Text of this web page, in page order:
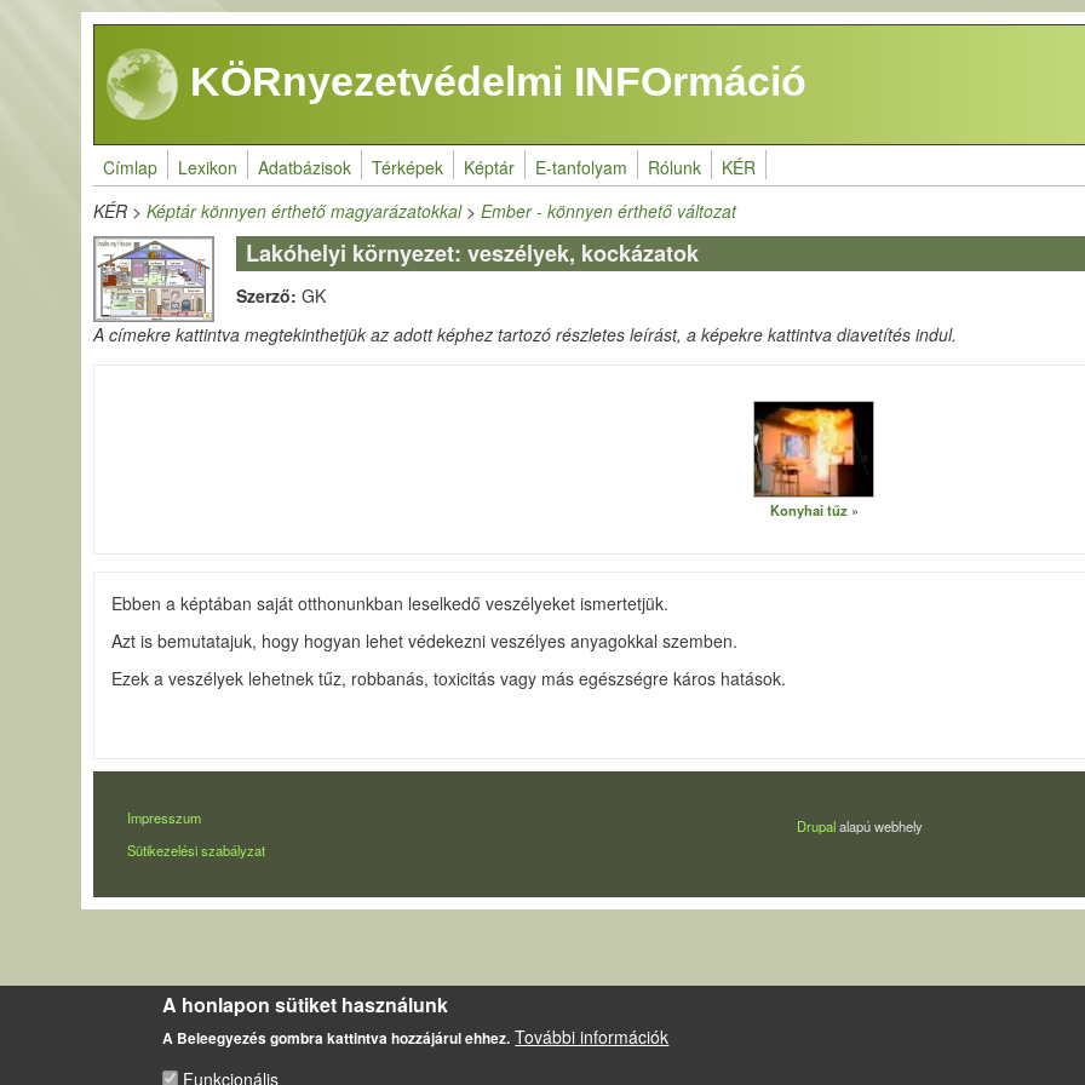
Ugrás a tartalomra
KÖRnyezetvédelmi INFOrmáció
Címlap Lexikon Adatbázisok Térképek Képtár E-tanfolyam Rólunk KÉR
KÉR >Képtár könnyen érthető magyarázatokkal>Ember - könnyen érthető változat
Lakóhelyi környezet: veszélyek, kockázatok
Szerző:GK
A címekre kattintva megtekinthetjük az adott képhez tartozó részletes leírást, a képekre kattintva diavetítés indul.
Konyhai tűz
Ebben a képtában saját otthonunkban leselkedő veszélyeket ismertetjük.
Azt is bemutatajuk, hogy hogyan lehet védekezni veszélyes anyagokkal szemben.
Ezek a veszélyek lehetnek tűz, robbanás, toxicitás vagy más egészségre káros hatások.
LÁBLÉC
Impresszum
Sütikezelési szabályzat
Drupalalapú webhely
A honlapon sütiket használunk
A Beleegyezés gombra kattintva hozzájárul ehhez. További információk
Funkcionális